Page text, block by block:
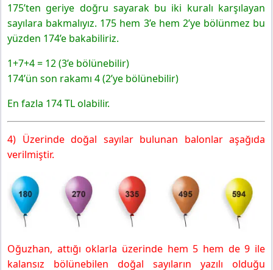
175’ten geriye doğru sayarak bu iki kuralı karşılayan
sayılara bakmalıyız. 175 hem 3’e hem 2’ye bölünmez bu
yüzden 174’e bakabiliriz.
1+7+4 = 12 (3’e bölünebilir)
174’ün son rakamı 4 (2’ye bölünebilir)
En fazla 174 TL olabilir.
4) Üzerinde doğal sayılar bulunan balonlar aşağıda
verilmiştir.
Oğuzhan, attığı oklarla üzerinde hem 5 hem de 9 ile
kalansız bölünebilen doğal sayıların yazılı olduğu